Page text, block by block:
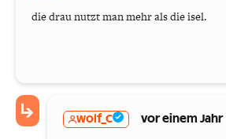
die drau nutzt man mehr als die isel.
wolf_C vor einem Jahr